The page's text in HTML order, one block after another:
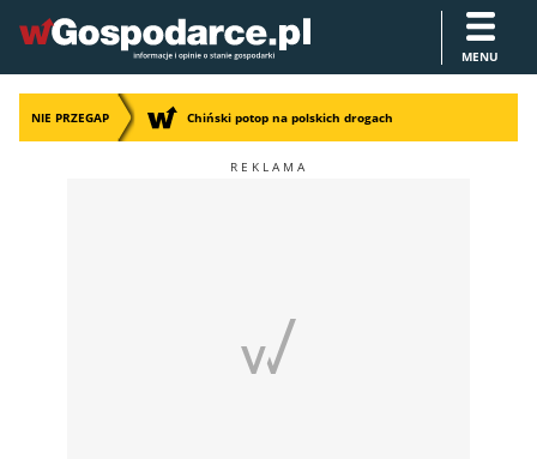
MENU
NIE PRZEGAP Chiński potop na polskich drogach